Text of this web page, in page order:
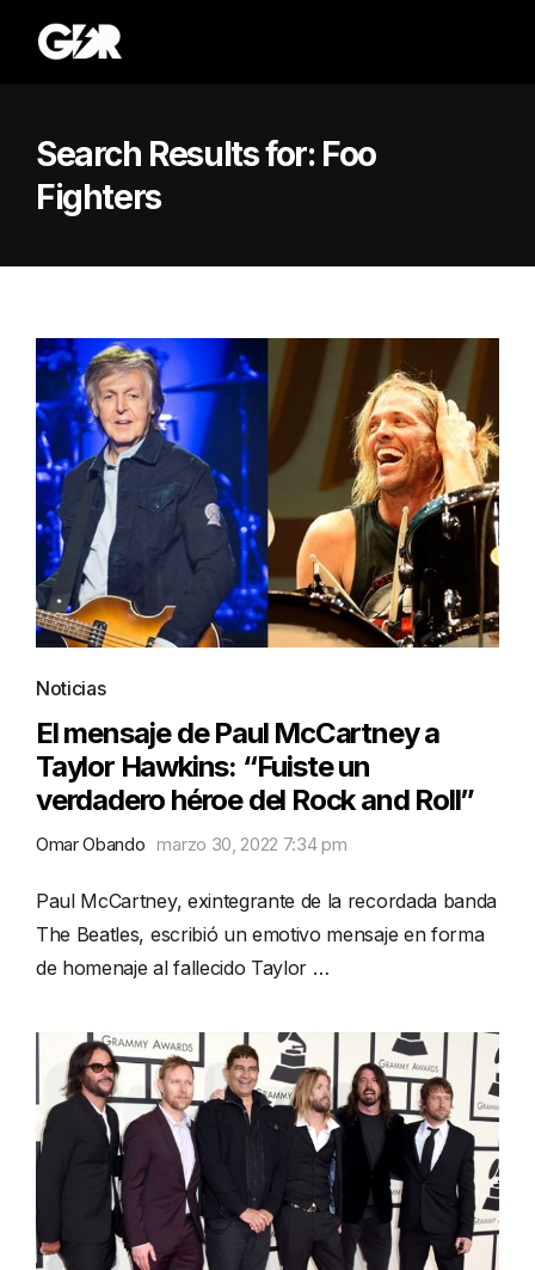
Search Results for: Foo
Fighters
Noticias
El mensaje de Paul McCartney a
Taylor Hawkins: “Fuiste un
verdadero héroe del Rock and Roll”
Omar Obando marzo 30, 2022 7:34 pm
Paul McCartney, exintegrante de la recordada banda
The Beatles, escribió un emotivo mensaje en forma
de homenaje al fallecido Taylor …